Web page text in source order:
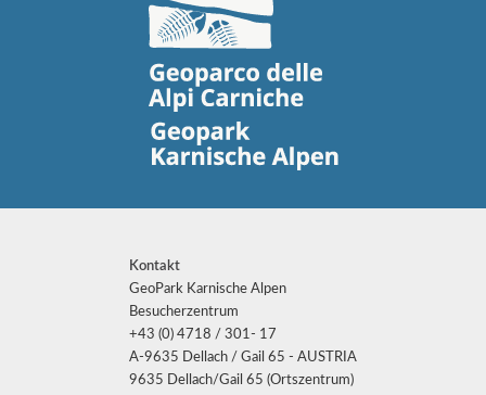
Kontakt
GeoPark Karnische Alpen
Besucherzentrum
+43 (0) 4718 / 301- 17
A-9635 Dellach / Gail 65 - AUSTRIA
9635 Dellach/Gail 65 (Ortszentrum)